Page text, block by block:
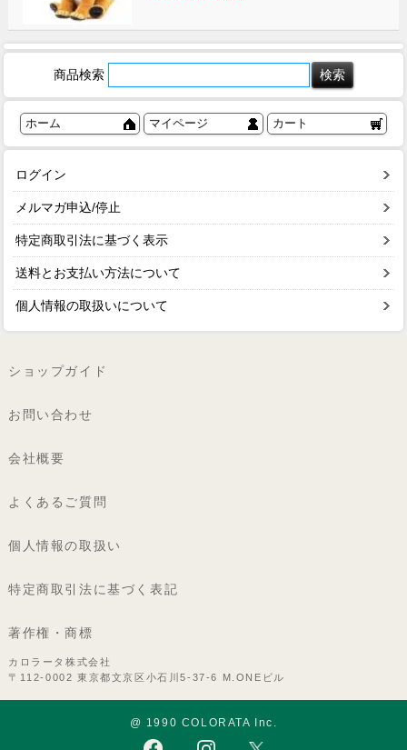
商品検索
ホーム マイページ カート
ログイン
メルマガ申込/停止
特定商取引法に基づく表示
送料とお支払い方法について
個人情報の取扱いについて
ショップガイド
お問い合わせ
会社概要
よくあるご質問
個人情報の取扱い
特定商取引法に基づく表記
著作権・商標
カロラータ株式会社
〒112-0002 東京都文京区小石川5-37-6 M.ONEビル
@ 1990 COLORATA Inc.